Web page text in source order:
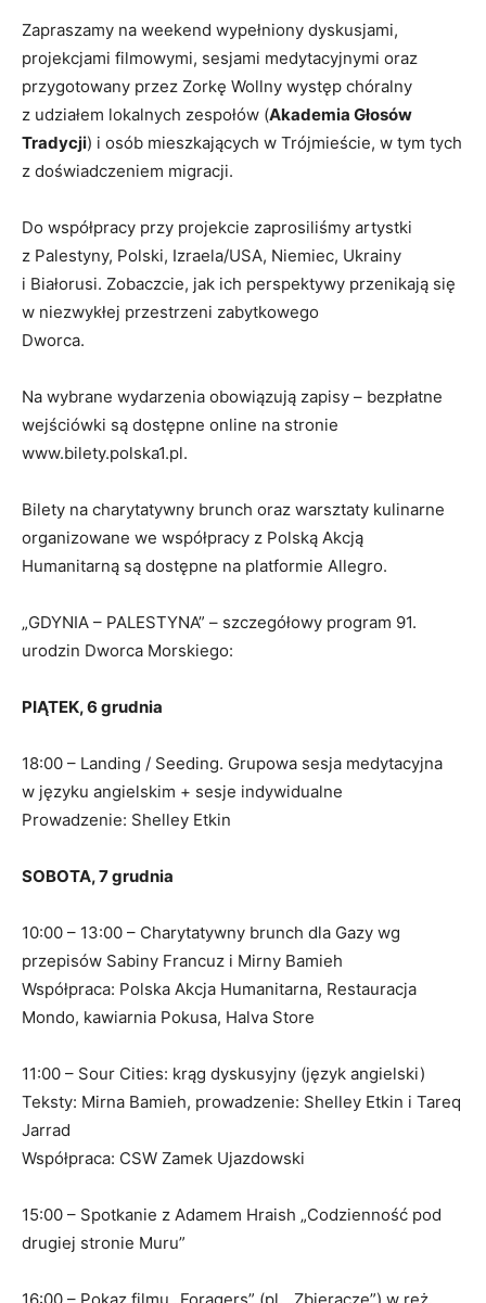
Zapraszamy na weekend wypełniony dyskusjami,
projekcjami filmowymi, sesjami medytacyjnymi oraz
przygotowany przez Zorkę Wollny występ chóralny
z udziałem lokalnych zespołów (Akademia Głosów
Tradycji) i osób mieszkających w Trójmieście, w tym tych
z doświadczeniem migracji.
Do współpracy przy projekcie zaprosiliśmy artystki
z Palestyny, Polski, Izraela/USA, Niemiec, Ukrainy
i Białorusi. Zobaczcie, jak ich perspektywy przenikają się
w niezwykłej przestrzeni zabytkowego
Dworca.
Na wybrane wydarzenia obowiązują zapisy – bezpłatne
wejściówki są dostępne online na stronie
www.bilety.polska1.pl.
Bilety na charytatywny brunch oraz warsztaty kulinarne
organizowane we współpracy z Polską Akcją
Humanitarną są dostępne na platformie Allegro.
„GDYNIA – PALESTYNA” – szczegółowy program 91.
urodzin Dworca Morskiego:
PIĄTEK, 6 grudnia
18:00 – Landing / Seeding. Grupowa sesja medytacyjna
w języku angielskim + sesje indywidualne
Prowadzenie: Shelley Etkin
SOBOTA, 7 grudnia
10:00 – 13:00 – Charytatywny brunch dla Gazy wg
przepisów Sabiny Francuz i Mirny Bamieh
Współpraca: Polska Akcja Humanitarna, Restauracja
Mondo, kawiarnia Pokusa, Halva Store
11:00 – Sour Cities: krąg dyskusyjny (język angielski)
Teksty: Mirna Bamieh, prowadzenie: Shelley Etkin i Tareq
Jarrad
Współpraca: CSW Zamek Ujazdowski​
15:00 – Spotkanie z Adamem Hraish „Codzienność pod
drugiej stronie Muru”